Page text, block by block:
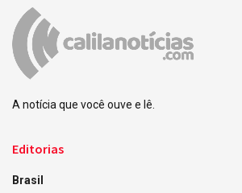
A notícia que você ouve e lê.
Editorias
Brasil